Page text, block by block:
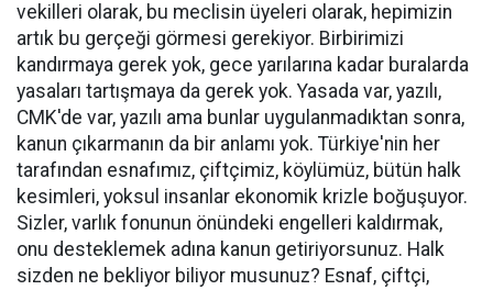
vekilleri olarak, bu meclisin üyeleri olarak, hepimizin
artık bu gerçeği görmesi gerekiyor. Birbirimizi
kandırmaya gerek yok, gece yarılarına kadar buralarda
yasaları tartışmaya da gerek yok. Yasada var, yazılı,
CMK'de var, yazılı ama bunlar uygulanmadıktan sonra,
kanun çıkarmanın da bir anlamı yok. Türkiye'nin her
tarafından esnafımız, çiftçimiz, köylümüz, bütün halk
kesimleri, yoksul insanlar ekonomik krizle boğuşuyor.
Sizler, varlık fonunun önündeki engelleri kaldırmak,
onu desteklemek adına kanun getiriyorsunuz. Halk
sizden ne bekliyor biliyor musunuz? Esnaf, çiftçi,